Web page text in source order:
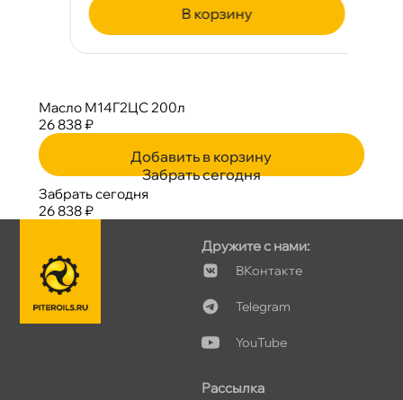
корзину
Масло М14Г2ЦС 200л
26 838 ₽
Добавить в корзину
Забрать сегодня
Забрать сегодня
26 838 ₽
Дружите с нами:
Контакте
Telegram
YouTube
Рассылка